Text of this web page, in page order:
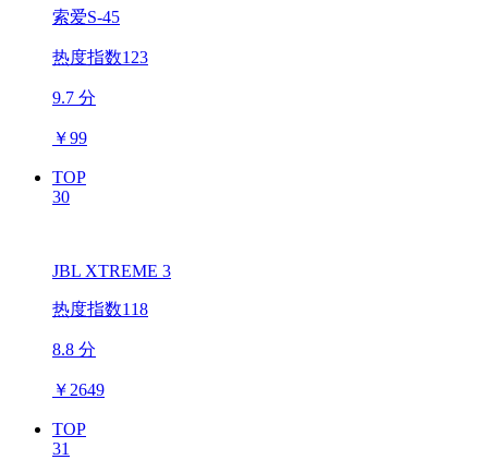
索爱S-45
热度指数123
9.7 分
￥99
TOP
30
JBL XTREME 3
热度指数118
8.8 分
￥ 2649
TOP
31